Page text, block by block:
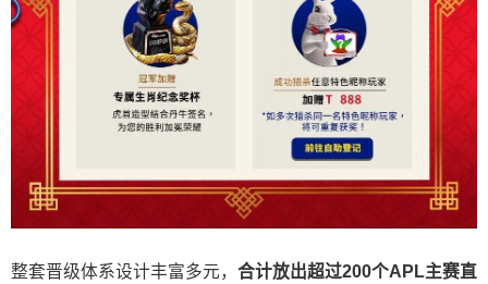
整套晋级体系设计丰富多元， 合计放出超过200个APL主赛直